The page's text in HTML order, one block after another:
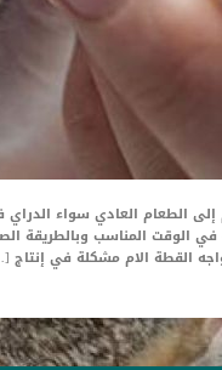
الطعام العادي سواء الدراي
الوقت المناسب وبالطريقة
القطة الام مشكلة في إنتاج